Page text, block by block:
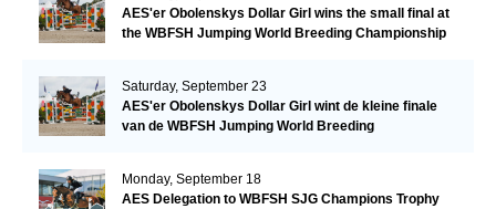
AES'er Obolenskys Dollar Girl wins the small final at
the WBFSH Jumping World Breeding Championship
Saturday, September 23
AES'er Obolenskys Dollar Girl wint de kleine finale
van de WBFSH Jumping World Breeding
Monday, September 18
AES Delegation to WBFSH SJG Champions Trophy